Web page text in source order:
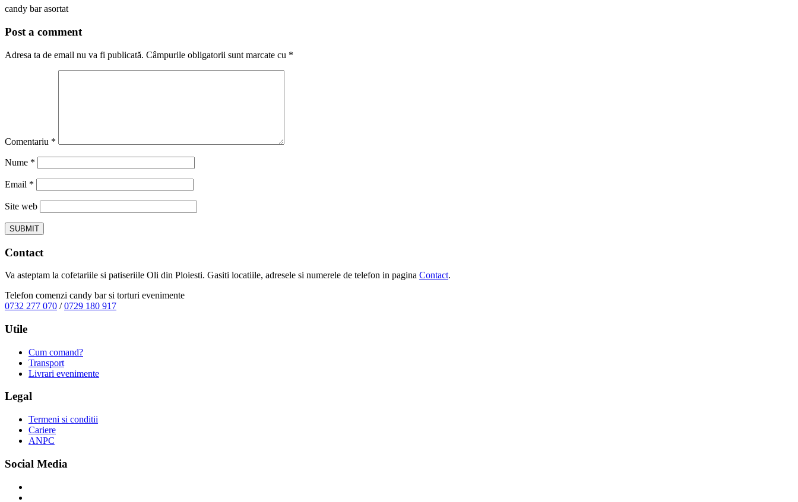
candy bar asortat
Post a comment
Adresa ta de email nu va fi publicată. Câmpurile obligatorii sunt marcate cu *
Comentariu *
Nume *
Email *
Site web
Contact
Va asteptam la cofetariile si patiseriile Oli din Ploiesti. Gasiti locatiile, adresele si numerele de telefon in pagina Contact.
Telefon comenzi candy bar si torturi evenimente
0732 277 070 /0729 180 917
Utile
Cum comand?
Transport
Livrari evenimente
Legal
Termeni si conditii
Cariere
ANPC
Social Media